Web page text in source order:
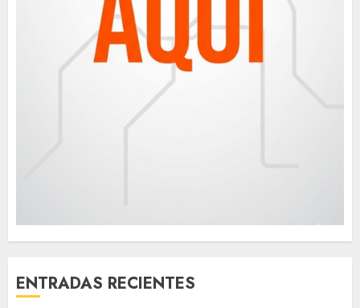
ENTRADAS RECIENTES